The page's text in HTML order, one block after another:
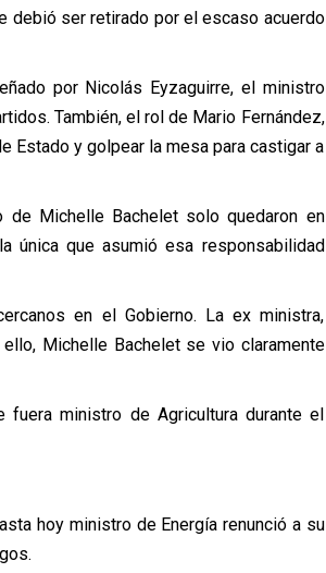
debió ser retirado por el escaso acuerdo
por Nicolás Eyzaguirre, el ministro
También, el rol de Mario Fernández,
Estado y golpear la mesa para castigar a
Michelle Bachelet solo quedaron en
única que asumió esa responsabilidad
en el Gobierno. La ex ministra,
Michelle Bachelet se vio claramente
fuera ministro de Agricultura durante el
hoy ministro de Energía renunció a su